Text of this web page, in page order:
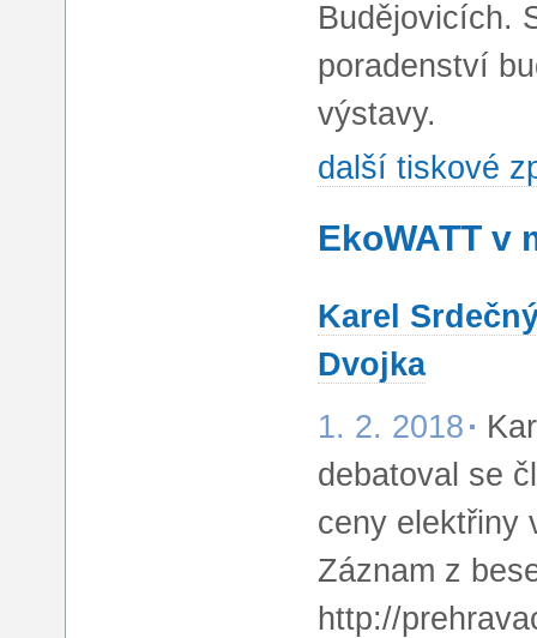
Budějovicích.
poradenství
výstavy.
další tiskové
EkoWATT v
Karel
Dvojka
1. 2. 2018
debatoval se
ceny elektřiny
Záznam z
http://